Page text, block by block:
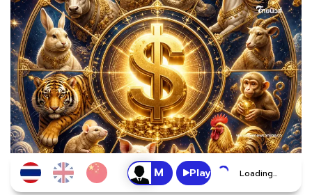
Play Loading...